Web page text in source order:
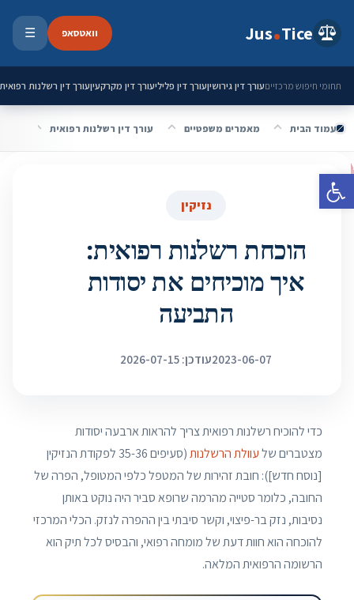
פתח סרגל נגישות
Jus Tice וואטסאפ ☰
תחומי חיפוש מרכזייםעורך דין גירושיןעורך דין פליליעורך דין מקרקעיןעורך דין רשלנות רפואית
עמוד הבית מאמרים משפטיים עורך דין רשלנות רפואית
נזיקין
הוכחת רשלנות רפואית:
איך מוכיחים את יסודות
התביעה
2023-06-07עודכן: 2026-07-15
כדי להוכיח רשלנות רפואית צריך להראות ארבעה יסודות
מצטברים שלעוולת הרשלנות
(סעיפים 35-36 לפקודת הנזיקין
[נוסח חדש]): חובת זהירות של המטפל כלפי המטופל, הפרה של
החובה, כלומר סטייה מהרמה שרופא סביר היה נוקט באותן
נסיבות, נזק בר-פיצוי, וקשר סיבתי בין ההפרה לנזק. הכלי המרכזי
להוכחה הוא חוות דעת של מומחה רפואי, והבסיס לכל תיק הוא
הרשומה הרפואית המלאה.